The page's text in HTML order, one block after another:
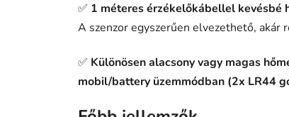
✅ 1 méteres érzékelőkábellel kevésbé
A szenzor egyszerűen elvezethető, akár
✅ Különösen alacsony vagy magas
mobil/battery üzemmódban (2x LR44